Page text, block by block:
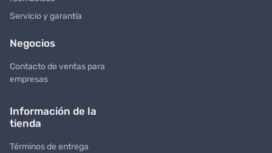
Servicio y garantía
Negocios
Contacto de ventas para
empresas
Información de la
tienda
Términos de entrega